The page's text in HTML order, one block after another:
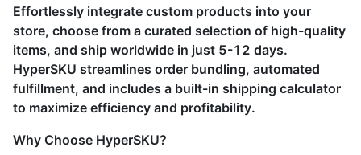
Effortlessly integrate custom products into your
store, choose from a curated selection of high-quality
items, and ship worldwide in just 5-12 days.
HyperSKU streamlines order bundling, automated
fulfillment, and includes a built-in shipping calculator
to maximize efficiency and profitability.
Why Choose HyperSKU?